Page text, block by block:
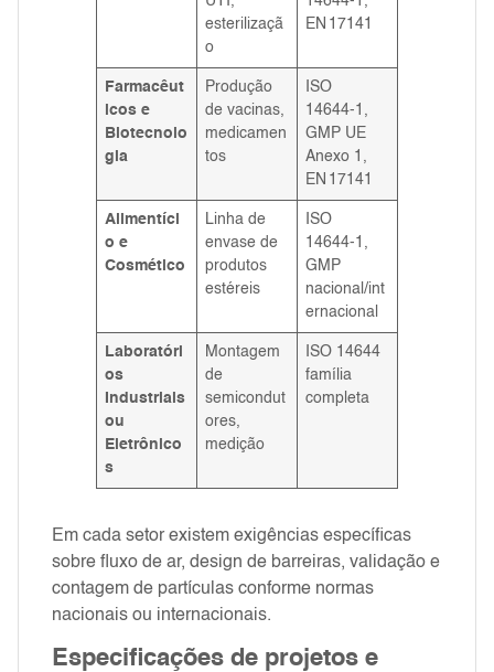
esterilizaçã
o
EN 17141
Farmacêut
icos e
Biotecnolo
gia
Produção
de vacinas,
medicamen
tos
ISO
14644‑1,
GMP UE
Anexo 1,
EN 17141
Alimentíci
o e
Cosmético
Linha de
envase de
produtos
estéreis
ISO
14644‑1,
GMP
nacional/int
ernacional
Laboratóri
os
Industriais
ou
Eletrônico
s
Montagem
de
semicondut
ores,
medição
ISO 14644
família
completa
Em cada setor existem exigências específicas
sobre fluxo de ar, design de barreiras, validação e
contagem de partículas conforme normas
nacionais ou internacionais.
Especificações de projetos e